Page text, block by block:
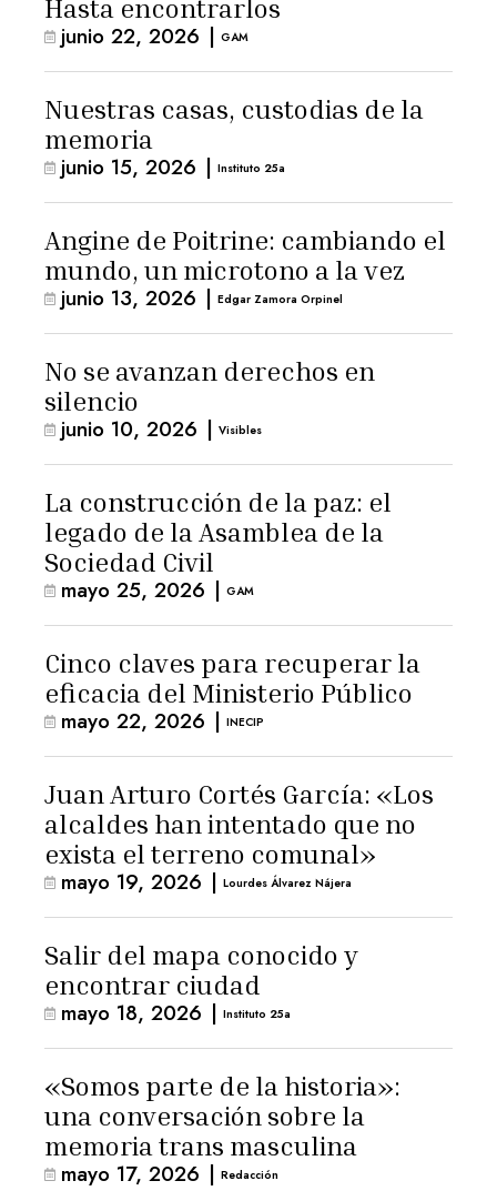
Hasta encontrarlos
junio 22, 2026 | GAM
Nuestras casas, custodias de la
memoria
junio 15, 2026 | Instituto 25a
Angine de Poitrine: cambiando el
mundo, un microtono a la vez
junio 13, 2026 | Edgar Zamora Orpinel
No se avanzan derechos en
silencio
junio 10, 2026 | Visibles
La construcción de la paz: el
legado de la Asamblea de la
Sociedad Civil
mayo 25, 2026 | GAM
Cinco claves para recuperar la
eficacia del Ministerio Público
mayo 22, 2026 | INECIP
Juan Arturo Cortés García: «Los
alcaldes han intentado que no
exista el terreno comunal»
mayo 19, 2026 | Lourdes Álvarez Nájera
Salir del mapa conocido y
encontrar ciudad
mayo 18, 2026 | Instituto 25a
«Somos parte de la historia»:
una conversación sobre la
memoria trans masculina
mayo 17, 2026 | Redacción